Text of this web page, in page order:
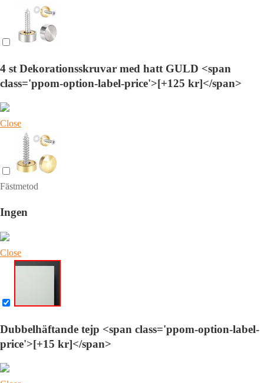
4 st Dekorationsskruvar med hatt GULD <span
class='ppom-option-label-price'>[+125 kr]</span>
Close
Fästmetod
Ingen
Close
Dubbelhäftande tejp <span class='ppom-option-label-
price'>[+15 kr]</span>